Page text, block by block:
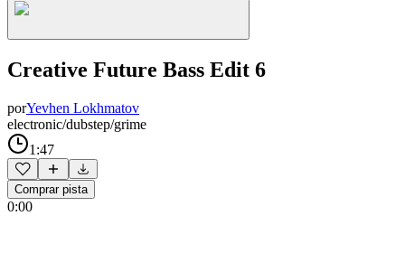
Creative Future Bass Edit 6
porYevhen Lokhmatov
electronic/dubstep/grime
1:47
Comprar pista
0:00